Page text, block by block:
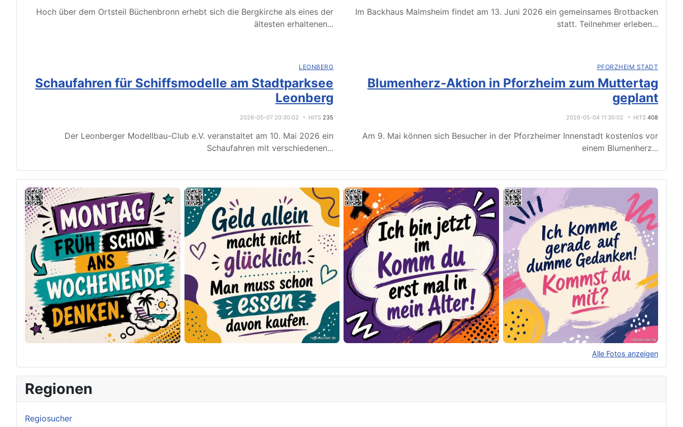
Hoch über dem Ortsteil Büchenbronn erhebt sich die Bergkirche als eines der
ältesten erhaltenen...
Im Backhaus Malmsheim findet am 13. Juni 2026 ein gemeinsames Brotbacken
statt. Teilnehmer erleben...
LEONBERG
Schaufahren für Schiffsmodelle am Stadtparksee
Leonberg
2026-05-07 20:30:02 HITS 235
Der Leonberger Modellbau-Club e.V. veranstaltet am 10. Mai 2026 ein
Schaufahren mit verschiedenen...
PFORZHEIM STADT
Blumenherz-Aktion in Pforzheim zum Muttertag
geplant
2026-05-04 11:30:02 HITS 408
Am 9. Mai können sich Besucher in der Pforzheimer Innenstadt kostenlos vor
einem Blumenherz...
Alle Fotos anzeigen
Original herunterladen
Regionen
Regiosucher